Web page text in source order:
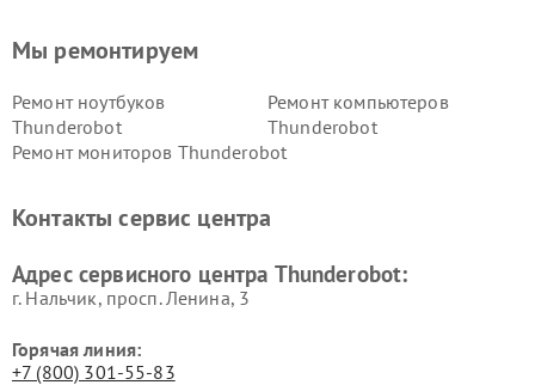
Мы ремонтируем
Ремонт ноутбуков
Thunderobot
Ремонт компьютеров
Thunderobot
Ремонт мониторов Thunderobot
Контакты сервис центра
Адрес сервисного центра Thunderobot:
г. Нальчик, просп. Ленина, 3
Горячая линия:
+7 (800) 301-55-83